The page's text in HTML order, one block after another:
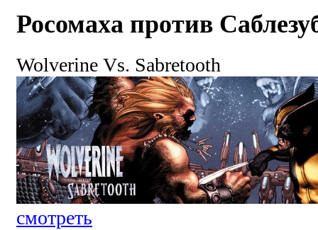
Росомаха против
Wolverine Vs. Sabretooth
смотреть